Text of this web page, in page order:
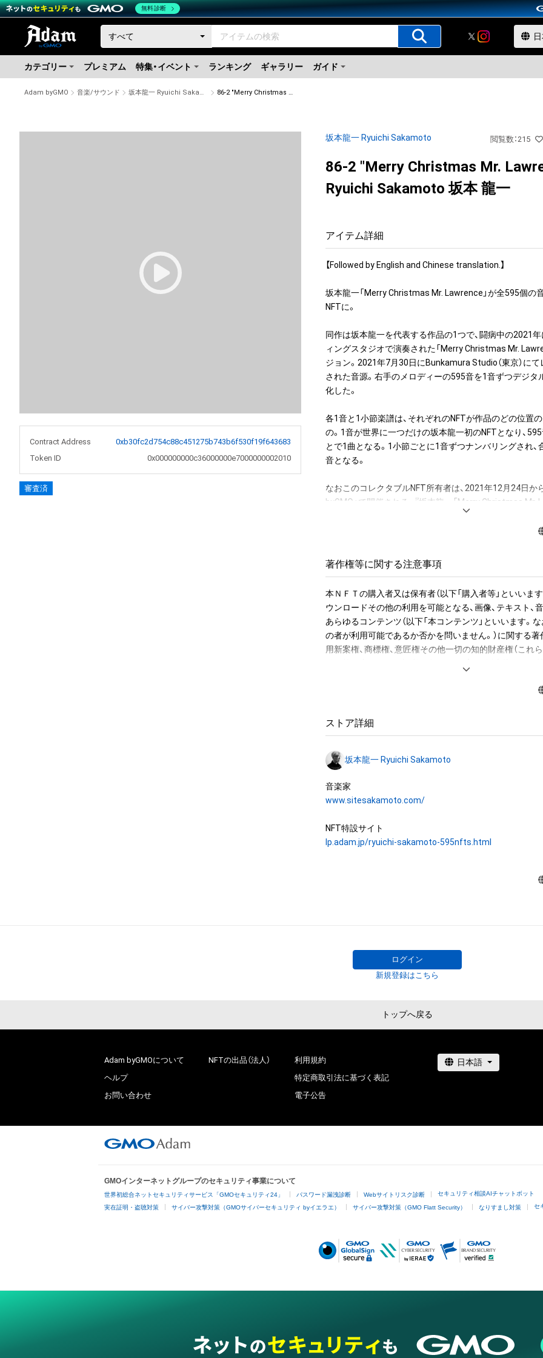
カテゴリー プレミアム 特集・イベント ランキング ギャラリー ガイド
Adam byGMO 音楽/サウンド 坂本龍一 Ryuichi Sakamoto 86-2 "Merry Christmas Mr. Lawrence" Ryuichi Sakamoto 坂本 龍一
Contract Address
0xb30fc2d754c88c451275b743b6f530f19f643683
Token ID
0x000000000c36000000e7000000002010
審査済
坂本龍一 Ryuichi Sakamoto 閲覧数 ： 215
86-2 "Merry Christmas Mr.
Ryuichi Sakamoto 坂本 龍一
アイテム詳細
【Followed by English and Chinese translation.】
坂本龍一「Merry Christmas Mr. Lawrence」が全595個の
NFTに。
同作は坂本龍一を代表する作品の1つで、闘病中の2021
ィングスタジオで演奏された「Merry Christmas Mr.
ジョン。2021年7月30日にBunkamura Studio（東京）に
された音源。右手のメロディーの595音を1音ずつデジタ
化した。
各1音と1小節楽譜は、それぞれのNFTが作品のどの位置
の。1音が世界に一つだけの坂本龍一初のNFTとなり、
とで1曲となる。1小節ごとに1音ずつナンバリングされ、
音となる。
なおこのコレクタブルNFT所有者は、2021年12月24日か
byGMO」で開催される、『坂本龍一「Merry Christmas Mr.
譜を入手できる権利NFT』のオークションへの参加が可能
入者限定の特典として、「Merry Christmas Mr. Lawrence
ルで送付します。
NFT作品名の冒頭に付加された、前半の数字が楽譜の何小
字がその小節での何音目かを表現している。作品名が「
Christmas Mr. Lawrence" Ryuichi Sakamoto 坂本龍一」
の1音目のNFTを表す。
音源に関しては下記法則に沿っています。
2. 音終わりが欠けてしまう該当音については、2小節分の
3. 各小節のラストノート（最後の1音）は、次の小節に渡っ
す。切り出した音を小節内の楽譜と同じ正しい位置に置
れてしまいます、そのため便宜上、このWAVデータでは位
前に配置しています。
“Merry Christmas Mr. Lawrence” by Ryuichi Sakamoto
One of Ryuichi Sakamoto’s signature pieces, “Merry
in 2021. The 595 music notes of the melody on the
each bar, composing a total of 595 notes from 96 bars.
complete only when all 595 music notes are gathered.
Furthermore, the owners of this collectible NFT item
for “NFT for the rights to obtain “Merry Christmas Mr.
24th, 2021. The first-buyer benefit for this NFT is the
link for WAV file of the full version of “Merry Christmas
There is 1 note (ex. bars 95, 96),
5 notes (ex. bar 23),
12 notes (ex. bars 1, 2, 3...),
The tail of the last note of each bar can be heard in the
- In case the length of the note is longer than one bar,
length (f.e. 「23-5」「31-5」
著作権等に関する注意事項
本ＮＦＴの購入者又は保有者（以下「購入者等」といいま
ウンロードその他の利用を可能となる、画像、テキスト、
あらゆるコンテンツ（以下「本コンテンツ」といいます。
の者が利用可能であるか否かを問いません。）に関する著
用新案権、商標権、意匠権その他一切の知的財産権（これ
「本ＮＦＴ等」といいます）を保有することは、本コンテ
託先）から別途の承諾を得ずに、個人による閲覧の範囲を
ンパイル及びリバースエンジニアリングを含みますが、こ
ん。)を行うことはできません。
株式会社幻冬舎は、本ＮＦＴ等について、事実上または法
性、信頼性、正確性、完全性、有効性、特定の目的への適合
購入者等が使用するコンピューター、回線、ソフトウェア
上記にかかわらず、消費者契約法の適用その他の理由に
れる場合、株式会社幻冬舎の責任は、債務不履行または不
幻冬舎が最初に購入者から販売代金として受領した金額
●Cautions Regarding Copyrights
The copyrights, patents, utility models, trademarks,
referred to as the “Buyers”) are reserved by Ryuichi
Gentosha Inc. In other words, owning this NFT or the
Under such terms and conditions, any use beyond the
not limited to editing, exhibiting, distributing,
Contents, Ryuichi Sakamoto and Gentosha Inc. (or the
those who administer such rights under their
ストア詳細
坂本龍一 Ryuichi Sakamoto
www.sitesakamoto.com/
lp.adam.jp/ryuichi-sakamoto-595nfts.html
ログイン
新規登録はこちら
トップへ戻る
Adam byGMOについて
ヘルプ
お問い合わせ
NFTの出品（法人）
利用規約
特定商取引法に基づく表記
電子公告
GMOインターネットグループのセキュリティ事業について
世界初総合ネットセキュリティサービス「GMOセキュリティ24」 パスワード漏洩診断 Webサイトリスク診断 セキュリティ相談AIチャットボット
実在証明・盗聴対策 サイバー攻撃対策（GMOサイバーセキュリティ byイエラエ） サイバー攻撃対策（GMO Flatt Security） なりすまし対策 セ
無料診断